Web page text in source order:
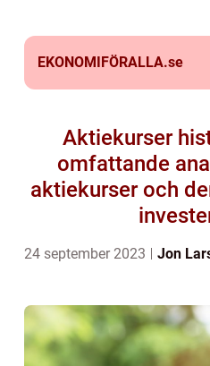
EKONOMIFÖRALLA.se
Aktiekurser
omfattande
aktiekurser och
24 september 2023 Jon